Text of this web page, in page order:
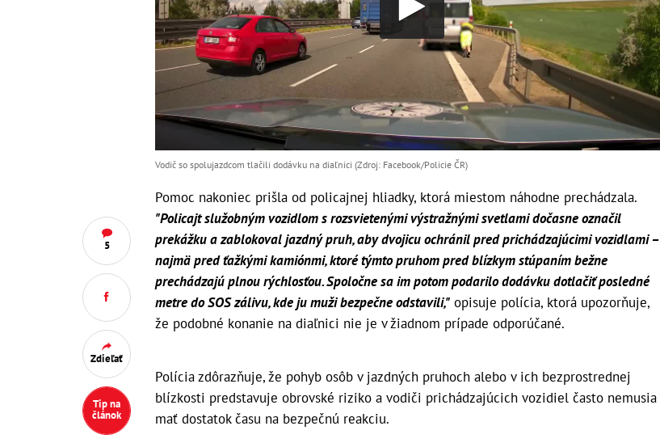
5
Zdieľať
Tip na
článok
Vodič so spolujazdcom tlačili dodávku na diaľnici (Zdroj: Facebook/Policie ČR)
Pomoc nakoniec prišla od policajnej hliadky, ktorá miestom náhodne prechádzala.
"Policajt služobným vozidlom s rozsvietenými výstražnými svetlami dočasne označil
prekážku a zablokoval jazdný pruh, aby dvojicu ochránil pred prichádzajúcimi vozidlami –
najmä pred ťažkými kamiónmi, ktoré týmto pruhom pred blízkym stúpaním bežne
prechádzajú plnou rýchlosťou. Spoločne sa im potom podarilo dodávku dotlačiť posledné
metre do SOS zálivu, kde ju muži bezpečne odstavili," opisuje polícia, ktorá upozorňuje,
že podobné konanie na diaľnici nie je v žiadnom prípade odporúčané.
Polícia zdôrazňuje, že pohyb osôb v jazdných pruhoch alebo v ich bezprostrednej
blízkosti predstavuje obrovské riziko a vodiči prichádzajúcich vozidiel často nemusia
mať dostatok času na bezpečnú reakciu.